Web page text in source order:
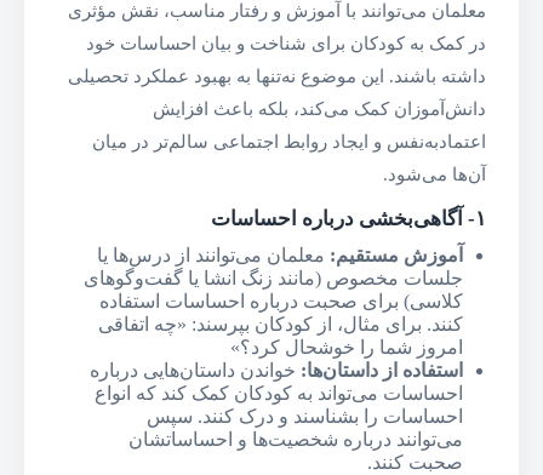
معلمان می‌توانند با آموزش و رفتار مناسب، نقش مؤثری
در کمک به کودکان برای شناخت و بیان احساسات خود
داشته باشند. این موضوع نه‌تنها به بهبود عملکرد تحصیلی
دانش‌آموزان کمک می‌کند، بلکه باعث افزایش
اعتمادبه‌نفس و ایجاد روابط اجتماعی سالم‌تر در میان
آن‌ها می‌شود.
۱- آگاهی‌بخشی درباره احساسات
آموزش مستقیم: معلمان می‌توانند از درس‌ها یا
جلسات مخصوص (مانند زنگ انشا یا گفت‌وگوهای
کلاسی) برای صحبت درباره احساسات استفاده
کنند. برای مثال، از کودکان بپرسند: «چه اتفاقی
امروز شما را خوشحال کرد؟»
استفاده از داستان‌ها: خواندن داستان‌هایی درباره
احساسات می‌تواند به کودکان کمک کند که انواع
احساسات را بشناسند و درک کنند. سپس
می‌توانند درباره شخصیت‌ها و احساساتشان
صحبت کنند.